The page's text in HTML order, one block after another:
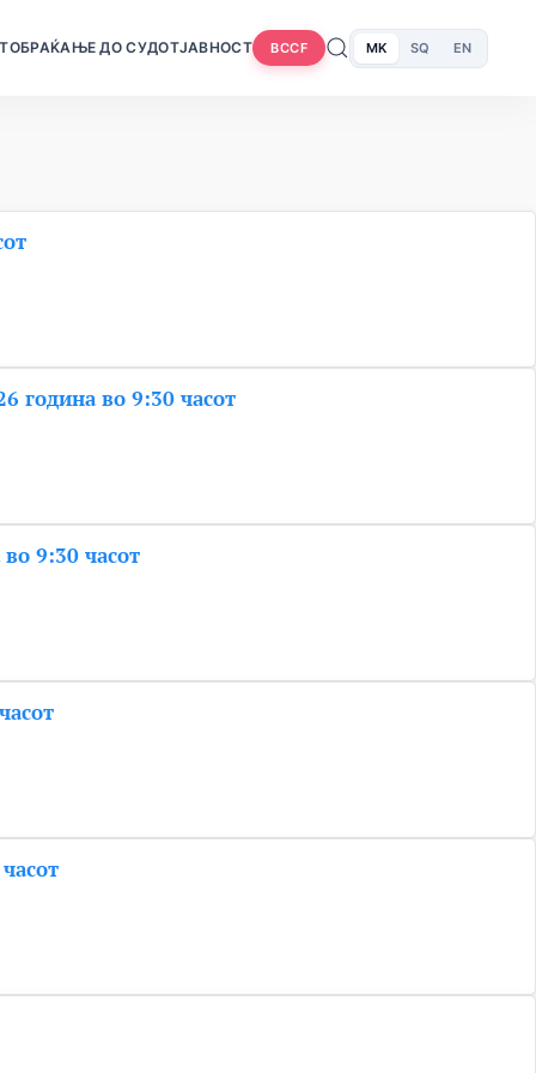
ОБРАЌАЊЕ ДО СУДОТЈАВНОСТ BCCF MK SQ EN
година во 9:30 часот
9:30 часот